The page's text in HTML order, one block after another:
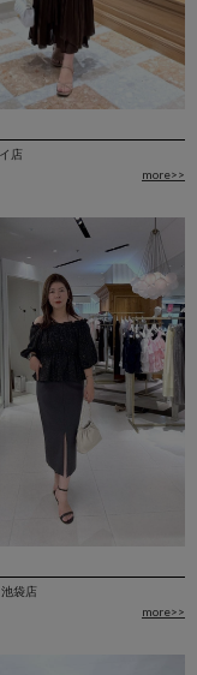
店
more>>
袋店
more>>